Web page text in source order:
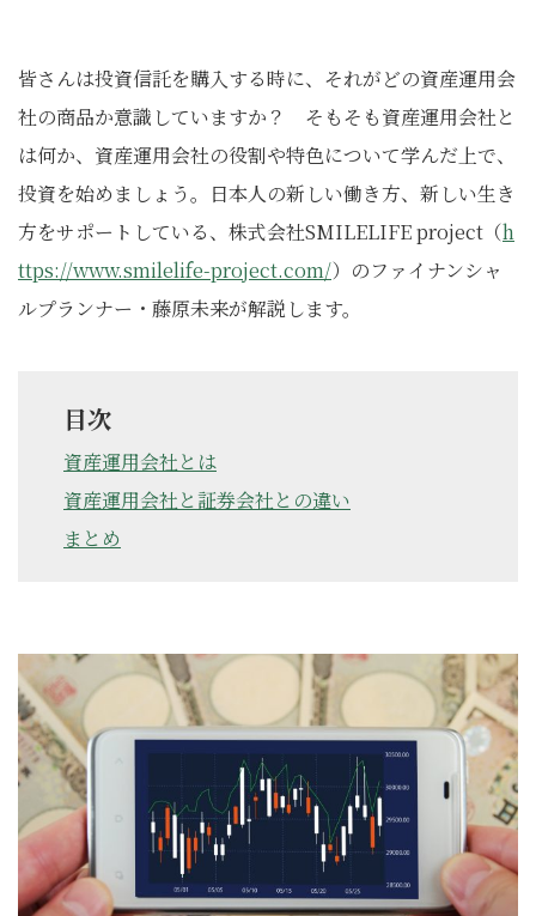
皆さんは投資信託を購入する時に、それがどの資産運用会
社の商品か意識していますか？ そもそも資産運用会社と
は何か、資産運用会社の役割や特色について学んだ上で、
投資を始めましょう。日本人の新しい働き方、新しい生き
方をサポートしている、株式会社SMILELIFE project（h
ttps://www.smilelife-project.com/）のファイナンシャ
ルプランナー・藤原未来が解説します。
目次
資産運用会社とは
資産運用会社と証券会社との違い
まとめ